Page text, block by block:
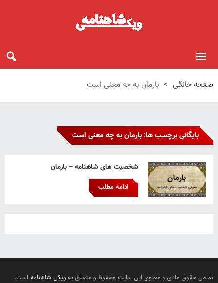
صفحه خانگی > بارمان به چه معنی است
بایگانی برچسب ها: بارمان به چه معنی است
شخصیت های شاهنامه – بارمان
ادامه مطلب
تمامی حقوق مادی و معنوی این سایت محفوظ و متعلق به ویکی شاهنامه است.